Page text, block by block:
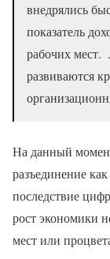
внедрялись
показатель
рабочих мест.
развиваются
На данный
разъединение
последствие
рост экономики
мест или